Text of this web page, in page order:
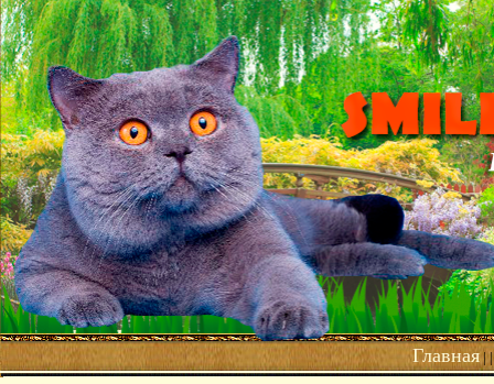
Главная |